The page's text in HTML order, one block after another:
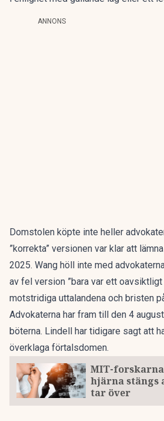
ANNONS
Domstolen köpte inte heller
”korrekta” versionen var klar att
2025. Wang höll inte med
av fel version ”bara var ett
motstridiga uttalandena och bristen
Advokaterna har fram till den 4
böterna. Lindell har tidigare sagt att
överklaga förtalsdomen.
MIT-
hjärna stängs
tar över